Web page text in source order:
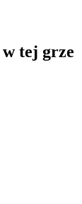
tej grze